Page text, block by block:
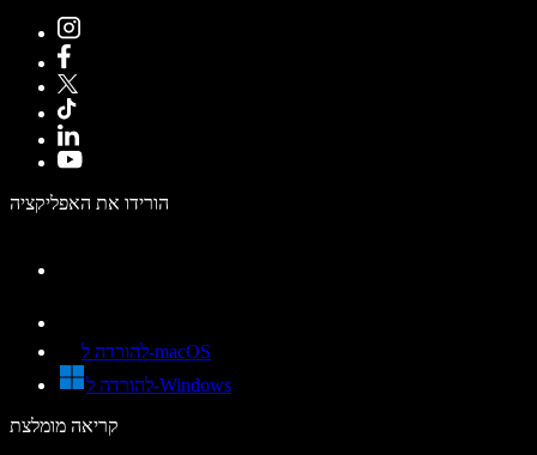
הורידו את האפליקציה
להורדה ל-macOS
להורדה ל-Windows
קריאה מומלצת